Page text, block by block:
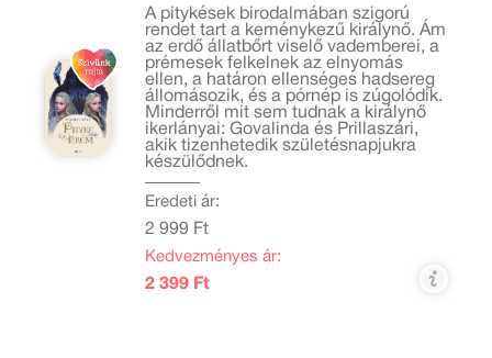
A pitykések birodalmában szigorú
rendet tart a keménykezű királynő. Ám
az erdő állatbőrt viselő vademberei, a
prémesek felkelnek az elnyomás
ellen, a határon ellenséges hadsereg
állomásozik, és a pórnép is zúgolódik.
Minderről mit sem tudnak a királynő
ikerlányai: Govalinda és Prillaszári,
akik tizenhetedik születésnapjukra
készülődnek.
Eredeti ár:
2 999 Ft
Kedvezményes ár:
2 399 Ft